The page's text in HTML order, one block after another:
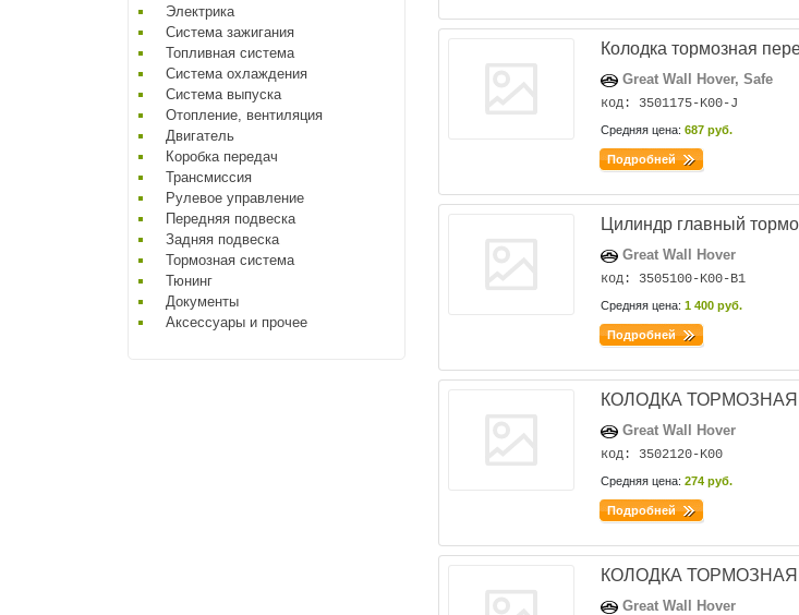
Электрика
Система зажигания
Топливная система
Система охлаждения
Система выпуска
Отопление, вентиляция
Двигатель
Коробка передач
Трансмиссия
Рулевое управление
Передняя подвеска
Задняя подвеска
Тормозная система
Тюнинг
Документы
Аксессуары и прочее
Колодка тормозная
Great Wall Hover, Safe
код: 3501175-K00-J
Средняя цена: 687 руб.
Подробней
Great Wall Hover
код: 3505100-K00-B1
Средняя цена: 1 400 руб.
Подробней
Great Wall Hover
код: 3502120-K00
Средняя цена: 274 руб.
Подробней
Great Wall Hover